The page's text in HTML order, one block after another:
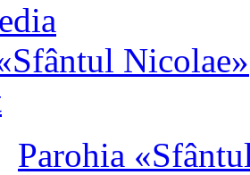
Nicolae»
Parohia